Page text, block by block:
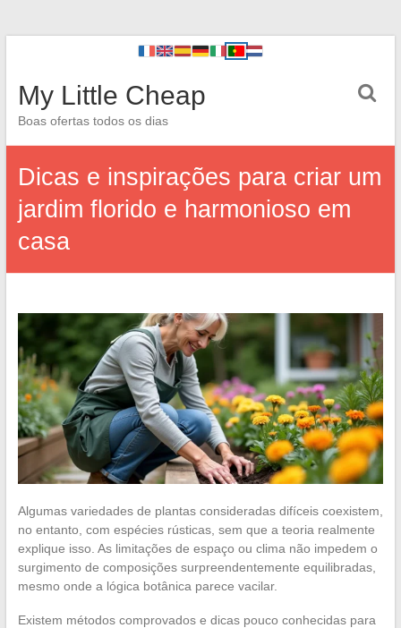
My Little Cheap
Boas ofertas todos os dias
Dicas e inspirações para criar um
jardim florido e harmonioso em
casa
Algumas variedades de plantas consideradas difíceis coexistem,
no entanto, com espécies rústicas, sem que a teoria realmente
explique isso. As limitações de espaço ou clima não impedem o
surgimento de composições surpreendentemente equilibradas,
mesmo onde a lógica botânica parece vacilar.
Existem métodos comprovados e dicas pouco conhecidas para